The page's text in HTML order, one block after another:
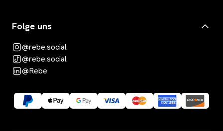
Folge uns
@rebe.social
@rebe.social
@Rebe